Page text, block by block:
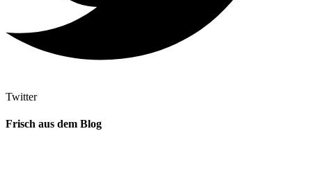
Twitter
Frisch aus dem Blog